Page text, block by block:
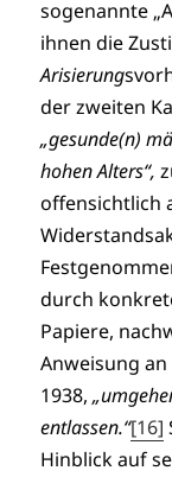
sogenannte
ihnen die
Arisierung
der zweiten
„gesunde(n)
hohen Alters“,
offensichtlich
durch
Papiere,
Anweisung
1938,
entlassen.“[16]
Hinblick auf